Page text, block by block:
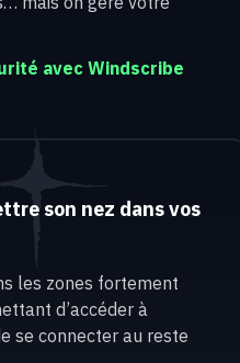
avec Windscribe
son nez dans vos
les zones fortement
d’accéder à
se connecter au reste